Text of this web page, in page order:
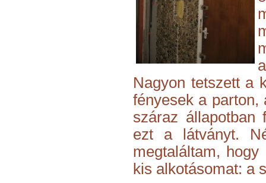
Nagyon tetszett a
fényesek a parton,
száraz állapotban
ezt a látványt.
megtaláltam,
kis alkotásomat: a